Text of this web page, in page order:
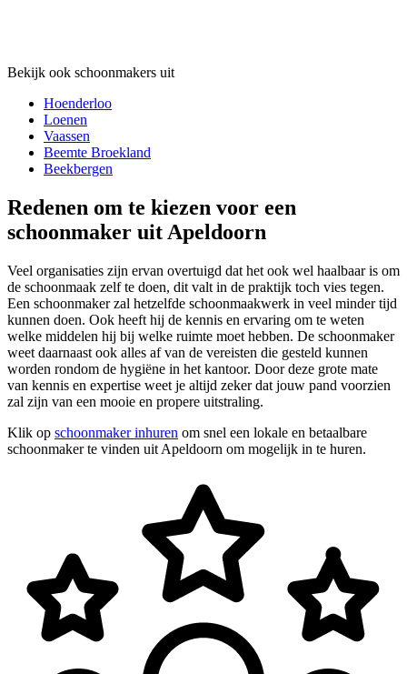
Bekijk ook schoonmakers uit
Hoenderloo
Loenen
Vaassen
Beemte Broekland
Beekbergen
Redenen om te kiezen voor een
schoonmaker uit Apeldoorn
Veel organisaties zijn ervan overtuigd dat het ook wel haalbaar is om
de schoonmaak zelf te doen, dit valt in de praktijk toch vies tegen.
Een schoonmaker zal hetzelfde schoonmaakwerk in veel minder tijd
kunnen doen. Ook heeft hij de kennis en ervaring om te weten
welke middelen hij bij welke ruimte moet hebben. De schoonmaker
weet daarnaast ook alles af van de vereisten die gesteld kunnen
worden rondom de hygiëne in het kantoor. Door deze grote mate
van kennis en expertise weet je altijd zeker dat jouw pand voorzien
zal zijn van een mooie en propere uitstraling.
Klik op schoonmaker inhuren om snel een lokale en betaalbare
schoonmaker te vinden uit Apeldoorn om mogelijk in te huren.